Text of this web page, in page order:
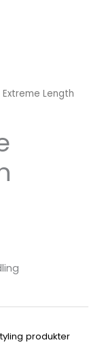
Length
produkter